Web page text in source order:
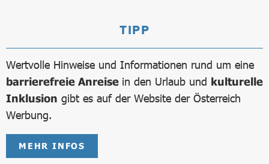
TIPP
Wertvolle Hinweise und Informationen rund um eine
barrierefreie Anreise in den Urlaub und kulturelle
Inklusion gibt es auf der Website der Österreich
Werbung.
MEHR INFOS